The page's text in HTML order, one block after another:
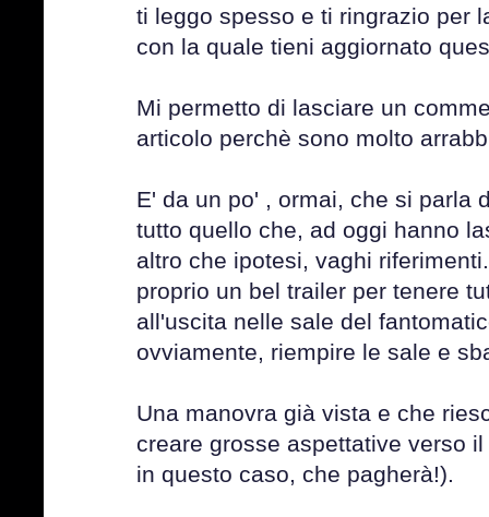
ti leggo spesso e ti ringrazio per
con la quale tieni aggiornato
Mi permetto di lasciare un
articolo perchè sono molto
E' da un po' , ormai, che si parla
tutto quello che, ad oggi hanno
altro che ipotesi, vaghi
proprio un bel trailer per tenere
all'uscita nelle sale del
ovviamente, riempire le sale e
Una manovra già vista e che
creare grosse aspettative verso
in questo caso, che pagherà!).